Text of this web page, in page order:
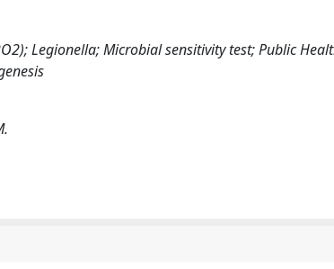
Legionella; Microbial sensitivity test; Public